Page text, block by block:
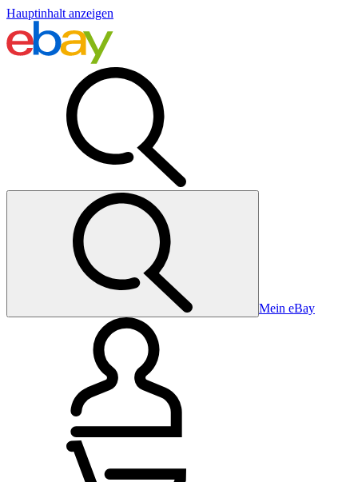
Hauptinhalt anzeigen
Mein eBay